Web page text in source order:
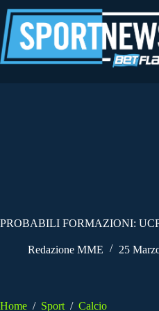
al
contenuto
PROBABILI FORMAZIONI:
Redazione MME 25
Home / Sport / Calcio